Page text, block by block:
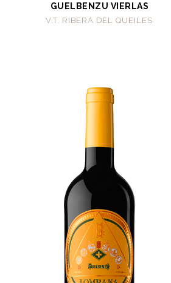
GUELBENZU VIERLAS
V.T. RIBERA DEL QUEILES